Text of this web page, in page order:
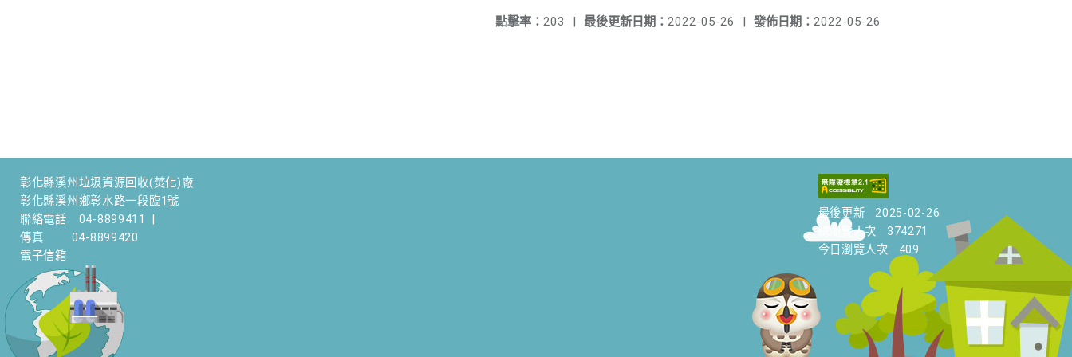
發佈日期： 2022-05-26
最後更新日期： 2022-05-26 |
點擊率： 203 |
彰化縣溪州垃圾資源回收(焚化)廠
彰化縣溪州鄉彰水路一段臨1號
聯絡電話
04-8899411
傳真
04-8899420
電子信箱
最後更新
2025-02-26
總瀏覽人次
374271
今日瀏覽人次
409